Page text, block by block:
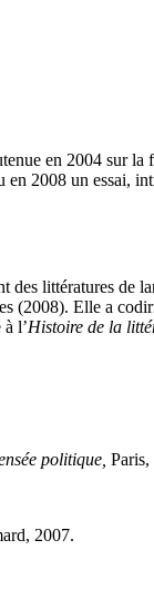
en 2004 sur la
en 2008 un essai,
littératures de
(2008). Elle a
l’Histoire de la
politique,
2007.